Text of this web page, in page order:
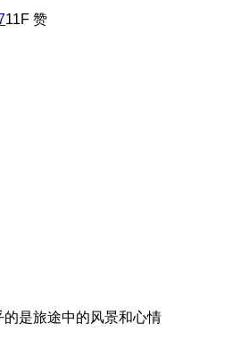
11F 赞
是旅途中的风景和心情